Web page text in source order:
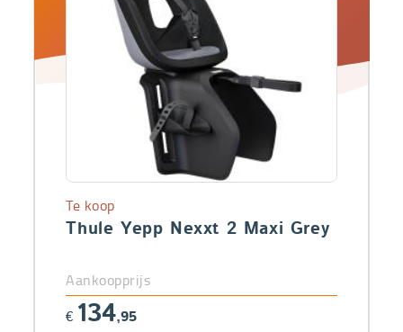
Thule Yepp Nexxt 2 Maxi Grey
Te koop
Aankoopprijs
€ 134,95